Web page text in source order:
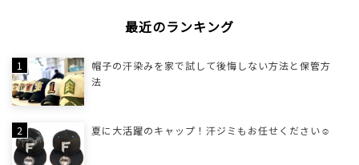
最近のランキング
帽子の汗染みを家で試して後悔しない方法と保管方
法
夏に大活躍のキャップ！汗ジミもお任せください☺